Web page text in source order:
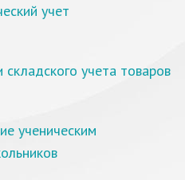
учет
учета товаров
ученическим